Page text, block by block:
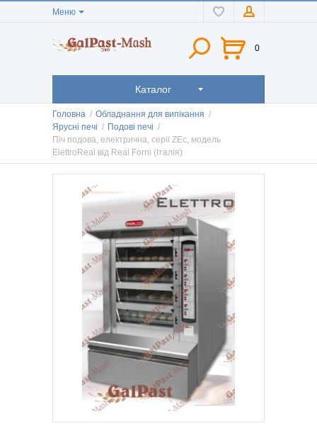
Меню
0
Каталог
Головна / Обладнання для випікання /
Ярусні печі / Подові печі /
Піч подова, електрична, серії ZEc, модель
ElettroReal від Real Forni (Італія)